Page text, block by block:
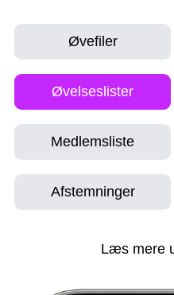
Øvefiler
Øvelseslister
Medlemsliste
Afstemninger
Læs mere